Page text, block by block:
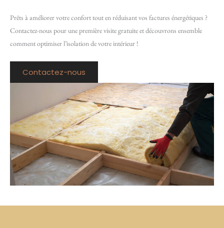
Prêts à améliorer votre confort tout en réduisant vos factures énergétiques ?
Contactez-nous pour une première visite gratuite et découvrons ensemble
comment optimiser l’isolation de votre intérieur !
Contactez-nous